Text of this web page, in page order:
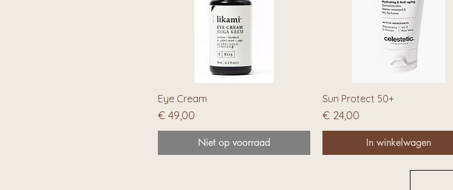
Eye Cream
Prijs
€ 49,00
Niet op voorraad
Sun Protect 50+
Prijs
€ 24,00
In winkelwagen